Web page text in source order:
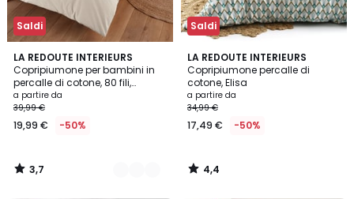
Saldi
LA REDOUTE INTERIEURS
Copripiumone per bambini in
percalle di cotone, 80 fili,
Scénario
a partire da
39,99 €
19,99 € -50%
3,7
/ 5
21
Colori
3,7
/
Saldi
LA REDOUTE INTERIEURS
Copripiumone percalle di
cotone, Elisa
a partire da
34,99 €
17,49 € -50%
4,4
/ 5
4,4
/